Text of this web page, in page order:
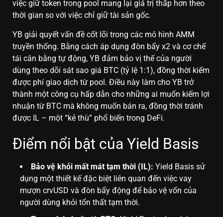
việc giữ token trong pool mang lại giá trị thấp hơn theo
thời gian so với việc chỉ giữ tài sản gốc.
YB giải quyết vấn đề cốt lõi trong các mô hình AMM
truyền thống. Bằng cách áp dụng đòn bẩy x2 và cơ chế
tái cân bằng tự động, YB đảm bảo vị thế của người
dùng theo dõi sát sao giá BTC (tỷ lệ 1:1), đồng thời kiếm
được phí giao dịch từ pool. Điều này làm cho YB trở
thành một công cụ hấp dẫn cho những ai muốn kiếm lợi
nhuận từ BTC mà không muốn bán ra, đồng thời tránh
được IL – một “kẻ thù” phổ biến trong DeFi.
Điểm nổi bật của Yield Basis
Bảo vệ khỏi mất mát tạm thời (IL): Yield Basis sử
dụng một thiết kế đặc biệt liên quan đến việc vay
mượn crvUSD và đòn bẩy động để bảo vệ vốn của
người dùng khỏi tổn thất tạm thời.